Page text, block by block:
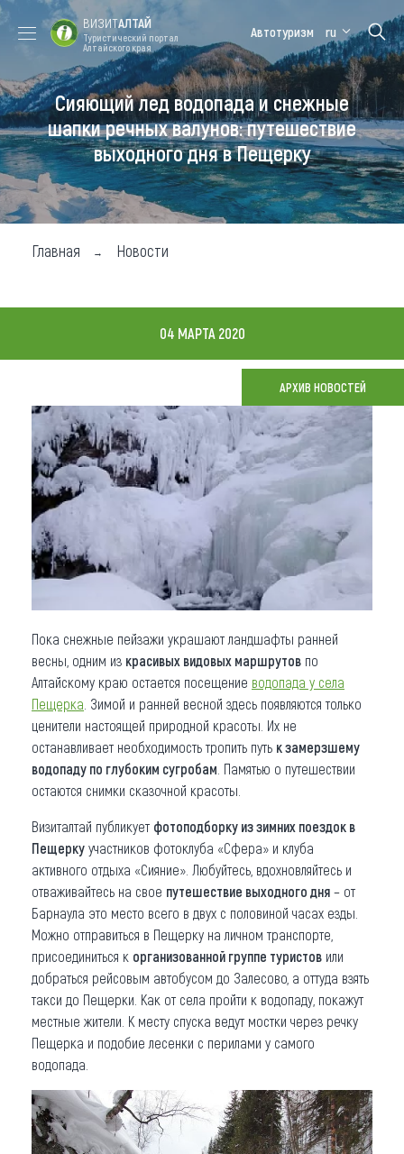
Форум VISIT
ALTAI
Цветение
маральника
Медицинский
форум
Алтайская
зимовка
Туры
Где побывать
Чем заняться
Карта
Что привезти (сувениры)
О регионе
Коллекция впечатлений
Другие рубрики
ВИЗИТАЛТАЙ
Туристический портал
Алтайского края
Автотуризм ru
Сияющий лед водопада и снежные
шапки речных валунов: путешествие
выходного дня в Пещерку
Главная Новости
04 МАРТА 2020
АРХИВ НОВОСТЕЙ
Пока снежные пейзажи украшают ландшафты ранней
весны, одним из красивых видовых маршрутов по
Алтайскому краю остается посещение водопада у села
Пещерка . Зимой и ранней весной здесь появляются только
ценители настоящей природной красоты. Их не
останавливает необходимость тропить путь к замерзшему
водопаду по глубоким сугробам . Памятью о путешествии
остаются снимки сказочной красоты.
Визиталтай публикует фотоподборку из зимних поездок в
Пещерку участников фотоклуба «Сфера» и клуба
активного отдыха «Сияние». Любуйтесь, вдохновляйтесь и
отваживайтесь на свое путешествие выходного дня – от
Барнаула это место всего в двух с половиной часах езды.
Можно отправиться в Пещерку на личном транспорте,
присоединиться к организованной группе туристов или
добраться рейсовым автобусом до Залесово, а оттуда взять
такси до Пещерки. Как от села пройти к водопаду, покажут
местные жители. К месту спуска ведут мостки через речку
Пещерка и подобие лесенки с перилами у самого
водопада.